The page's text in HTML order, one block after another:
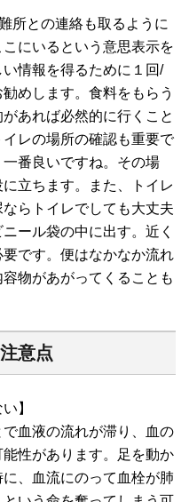
所との連絡も取るように
にいるという意思表示を
情報を得るために１回/
めします。食料をもらう
あれば必然的に行くこと
レの場所の確認も重要で
番良いですね。その場
立ちます。また、トイレ
らトイレでしても大丈夫
ール袋の中に出す。近く
です。便はなかなか流れ
物があがってくることも
意点
】
血液の流れが滞り、血の
性があります。足を動か
、血流にのって血栓が肺